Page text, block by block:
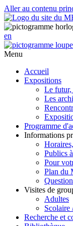
Aller au contenu
en
Menu
Accueil
Expositions
Le futur,
Les
Programme
Informations
Publics
Pour
Plan du
Visites de
Adultes
Scolaire
Recherche et